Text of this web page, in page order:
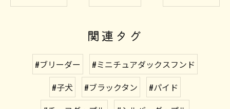
関連タグ
#ブリーダー
#ミニチュアダックスフンド
#子犬
#ブラックタン
#パイド